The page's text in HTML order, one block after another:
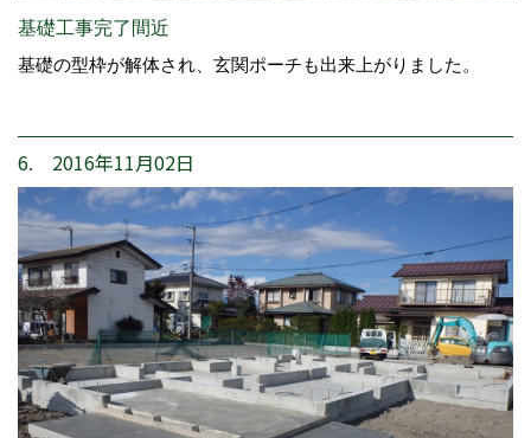
基礎工事完了間近
基礎の型枠が解体され、玄関ポーチも出来上がりました。
6. 2016年11月02日